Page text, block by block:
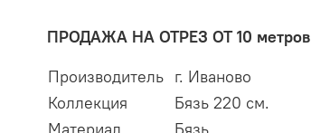
ПРОДАЖА НА ОТРЕЗ ОТ 10 метров
Производитель г. Иваново
Коллекция
Бязь 220 см.